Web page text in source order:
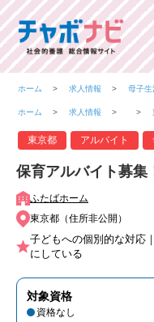
ホーム 求人情報 母子生
ホーム 求人情報
東京都 アルバイト
保育アルバイト募集
ふたばホーム
東京都（住所非公開）
子どもへの個別的な対応
にしている
対象資格
資格なし